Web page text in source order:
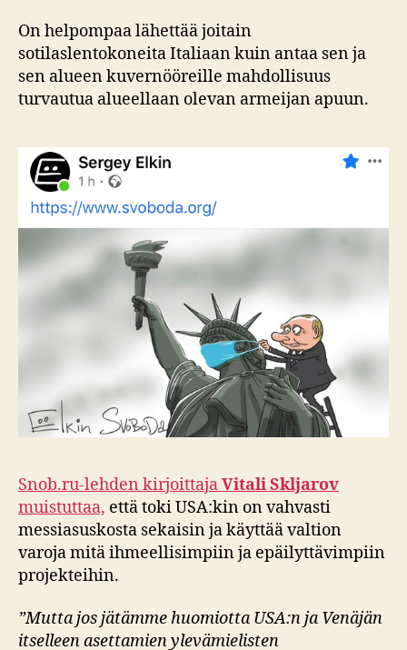
On helpompaa lähettää joitain
sotilaslentokoneita Italiaan kuin antaa sen ja
sen alueen kuvernööreille mahdollisuus
turvautua alueellaan olevan armeijan apuun.
Snob.ru-lehden kirjoittajaVitali Skljarov
muistuttaa, että toki USA:kin on vahvasti
messiasuskosta sekaisin ja käyttää valtion
varoja mitä ihmeellisimpiin ja epäilyttävimpiin
projekteihin.
”Mutta jos jätämme huomiotta USA:n ja Venäjän
itselleen asettamien ylevämielisten